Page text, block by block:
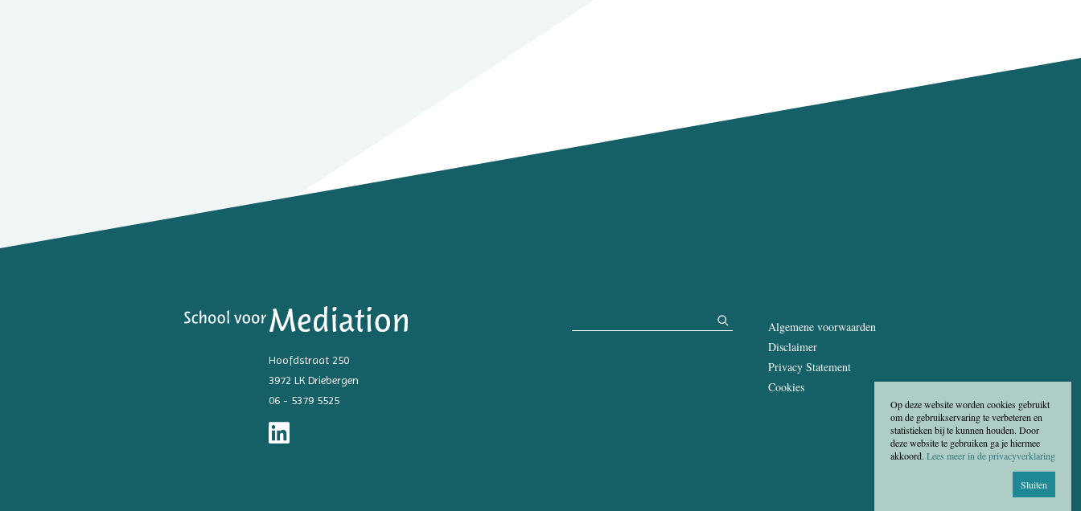
Op deze website worden cookies gebruikt
om de gebruikservaring te verbeteren en
statistieken bij te kunnen houden. Door
deze website te gebruiken ga je hiermee
akkoord. Lees meer in de privacyverklaring
Sluiten
Hoofdstraat 250
3972 LK Driebergen
06 - 5379 5525
Algemene voorwaarden
Disclaimer
Privacy Statement
Cookies